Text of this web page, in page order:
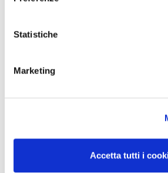
Statistiche
Marketing
Accetta tutti i
DASHBOARD
SETTORE
Dimentica i fogli di calcolo, i
movimentazione dei tuoi
soluzione hai tutto in un unico